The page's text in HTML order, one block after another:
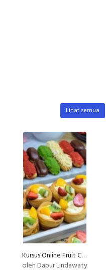
Lihat semua
Kursus Online Fruit Cream Puff Dan Eclair Dapur Lindawaty PU
oleh Dapur Lindawaty